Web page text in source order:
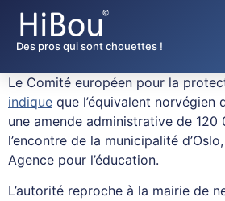
Des pros qui sont chouettes !
Le Comité européen pour la
indique que l’équivalent norvégien
une amende administrative de 120
l’encontre de la municipalité
Agence pour l’éducation.
L’autorité reproche à la mairie de